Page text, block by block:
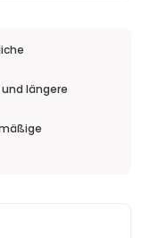
längere